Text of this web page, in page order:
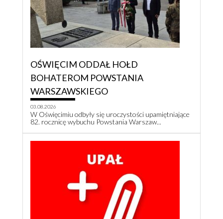
OŚWIĘCIM ODDAŁ HOŁD
BOHATEROM POWSTANIA
WARSZAWSKIEGO
03.08.2026
W Oświęcimiu odbyły się uroczystości upamiętniające
82. rocznicę wybuchu Powstania Warszaw...